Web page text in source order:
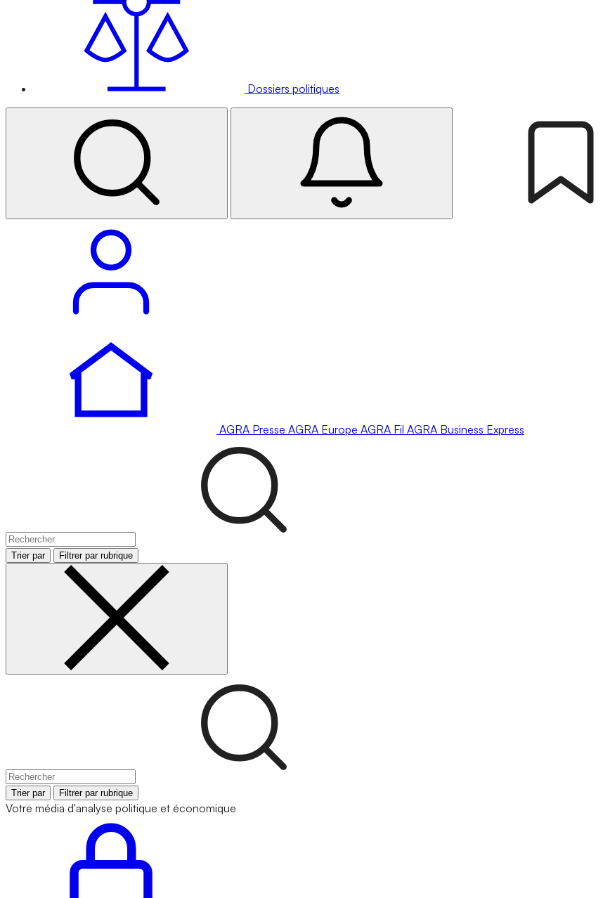
Dossiers politiques
AGRA Presse AGRA Europe AGRA Fil AGRA Business Express
Trier par Filtrer par rubrique
Trier par Filtrer par rubrique
Votre média d'analyse politique et économique